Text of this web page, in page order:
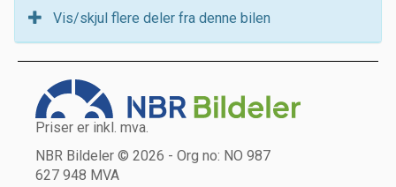
Vis/skjul flere deler fra denne bilen
Priser er inkl. mva.
NBR Bildeler © 2026 - Org no: NO 987
627 948 MVA